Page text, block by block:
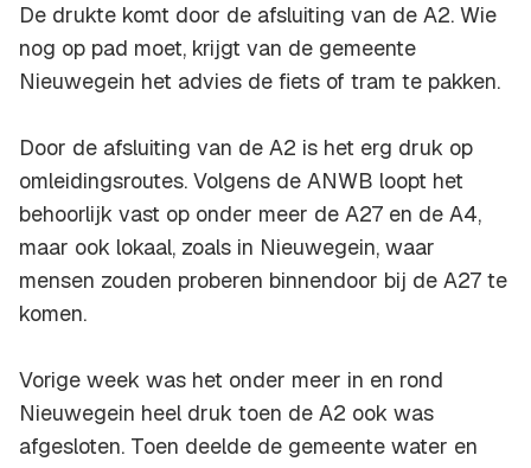
De drukte komt door de afsluiting van de A2. Wie
nog op pad moet, krijgt van de gemeente
Nieuwegein het advies de fiets of tram te pakken.
Door de afsluiting van de A2 is het erg druk op
omleidingsroutes. Volgens de ANWB loopt het
behoorlijk vast op onder meer de A27 en de A4,
maar ook lokaal, zoals in Nieuwegein, waar
mensen zouden proberen binnendoor bij de A27 te
komen.
Vorige week was het onder meer in en rond
Nieuwegein heel druk toen de A2 ook was
afgesloten. Toen deelde de gemeente water en